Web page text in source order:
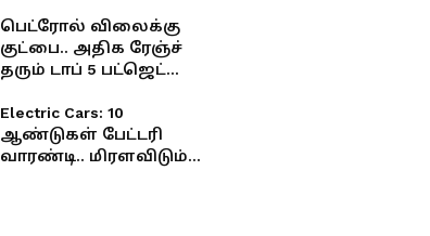
பெட்ரோல் விலைக்கு
குட்பை.. அதிக ரேஞ்ச்
தரும் டாப் 5 பட்ஜெட்
லிஸ்ட் இதோ!
Electric Cars: 10
ஆண்டுகள் பேட்டரி
வாரண்டி.. மிரளவிடும்